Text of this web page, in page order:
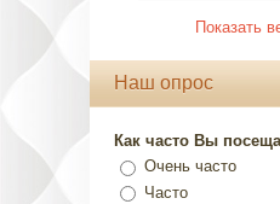
Показать
Наш опрос
Как часто Вы
Очень часто
Часто